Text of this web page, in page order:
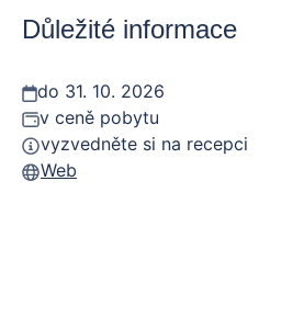
Mariánské Lázně naleznete na
https://www.golfml.cz/
Důležité informace
do 31. 10. 2026
v ceně pobytu
vyzvedněte si na recepci
Web